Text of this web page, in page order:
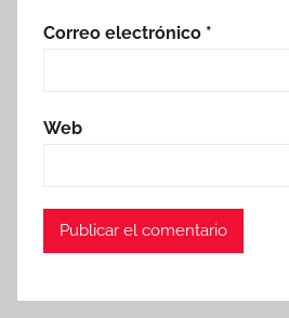
Correo electrónico *
Web